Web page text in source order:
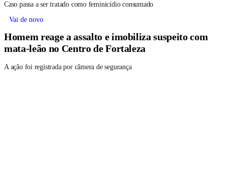
Caso passa a ser tratado como feminicídio consumado
Vai de novo
Homem reage a assalto e imobiliza suspeito com
mata-leão no Centro de Fortaleza
A ação foi registrada por câmera de segurança